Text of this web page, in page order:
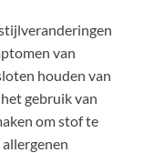
van
houden van
gebruik van
om stof te